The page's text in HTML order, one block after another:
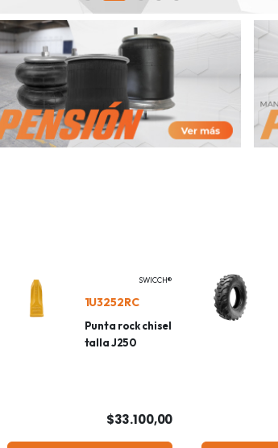
SWICCH®
1U3252RC
Punta rock chisel
talla J250
$33.100,00